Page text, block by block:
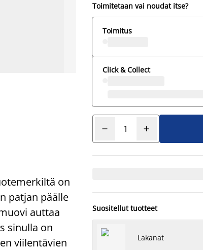
on
patjan päälle
auttaa
sinulla on
viilentävien
Toimitetaan vai noudat itse?
Toimitus
Click & Collect
Suositellut tuotteet
Lakanat